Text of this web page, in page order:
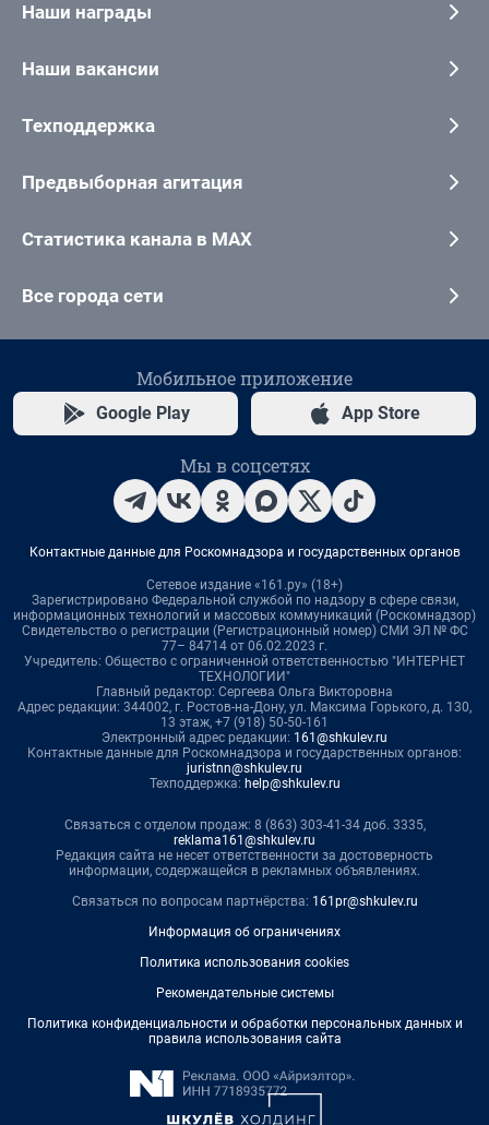
Наши награды
Наши вакансии
Техподдержка
Предвыборная агитация
Статистика канала в MAX
Все города сети
Мобильное приложение
Google Play App Store
Мы в соцсетях
Контактные данные для Роскомнадзора и государственных органов
Сетевое издание «161.ру» (18+)
Зарегистрировано Федеральной службой по надзору в сфере связи,
информационных технологий и массовых коммуникаций (Роскомнадзор)
Свидетельство о регистрации (Регистрационный номер) СМИ ЭЛ № ФС
77– 84714 от 06.02.2023 г.
Учредитель: Общество с ограниченной ответственностью "ИНТЕРНЕТ
ТЕХНОЛОГИИ"
Главный редактор: Сергеева Ольга Викторовна
Адрес редакции: 344002, г. Ростов-на-Дону, ул. Максима Горького, д. 130,
13 этаж, +7 (918) 50-50-161
Электронный адрес редакции: 161@shkulev.ru
Контактные данные для Роскомнадзора и государственных органов:
juristnn@shkulev.ru
Техподдержка: help@shkulev.ru
Связаться с отделом продаж: 8 (863) 303-41-34 доб. 3335,
reklama161@shkulev.ru
Редакция сайта не несет ответственности за достоверность
информации, содержащейся в рекламных объявлениях.
Связаться по вопросам партнёрства: 161pr@shkulev.ru
Информация об ограничениях
Политика использования cookies
Рекомендательные системы
Политика конфиденциальности и обработки персональных данных и
правила использования сайта